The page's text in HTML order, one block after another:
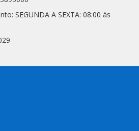
SEGUNDA A SEXTA: 08:00 às